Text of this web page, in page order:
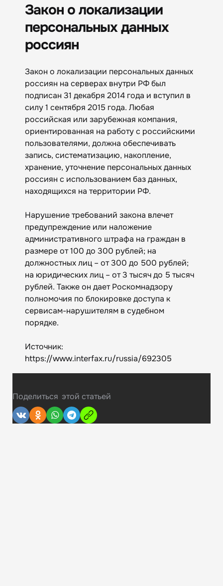
Закон о локализации
персональных данных
россиян
Закон о локализации персональных данных
россиян на серверах внутри РФ был
подписан 31 декабря 2014 года и вступил в
силу 1 сентября 2015 года. Любая
российская или зарубежная компания,
ориентированная на работу с российскими
пользователями, должна обеспечивать
запись, систематизацию, накопление,
хранение, уточнение персональных данных
россиян с использованием баз данных,
находящихся на территории РФ.
Нарушение требований закона влечет
предупреждение или наложение
административного штрафа на граждан в
размере от 100 до 300 рублей; на
должностных лиц – от 300 до 500 рублей;
на юридических лиц – от 3 тысяч до 5 тысяч
рублей. Также он дает Роскомнадзору
полномочия по блокировке доступа к
сервисам-нарушителям в судебном
порядке.
Источник:
https://www.interfax.ru/russia/692305
Поделиться этой статьей